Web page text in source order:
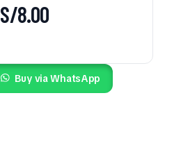
S/8.00
Buy via WhatsApp